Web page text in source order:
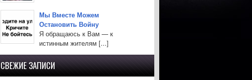
Мы Вместе Можем
Остановить Войну
Я обращаюсь к Вам — к
истинным жителям [...]
СВЕЖИЕ ЗАПИСИ